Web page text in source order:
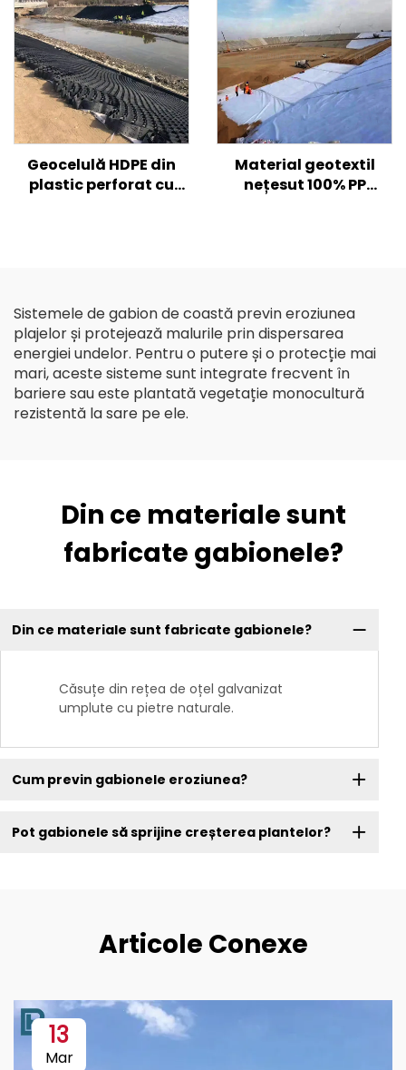
Geocelulă HDPE din
plastic perforat cu
Material geotextil
nețesut 100% PP
Sistemele de gabion de coastă previn eroziunea
plajelor și protejează malurile prin dispersarea
energiei undelor. Pentru o putere și o protecție mai
mari, aceste sisteme sunt integrate frecvent în
bariere sau este plantată vegetație monocultură
rezistentă la sare pe ele.
Din ce materiale sunt
fabricate gabionele?
Din ce materiale sunt fabricate gabionele?
Căsuțe din rețea de oțel galvanizat
umplute cu pietre naturale.
Cum previn gabionele eroziunea?
Pot gabionele să sprijine creșterea plantelor?
Articole Conexe
13
Mar